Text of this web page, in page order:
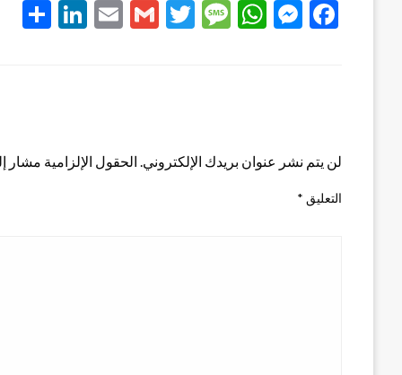
Facebook
Messenger
WhatsApp
Message
Twitter
Gmail
Email
لن يتم نشر عنوان بريدك الإلكتروني. الحقول الإلزامية مشار
التعليق *